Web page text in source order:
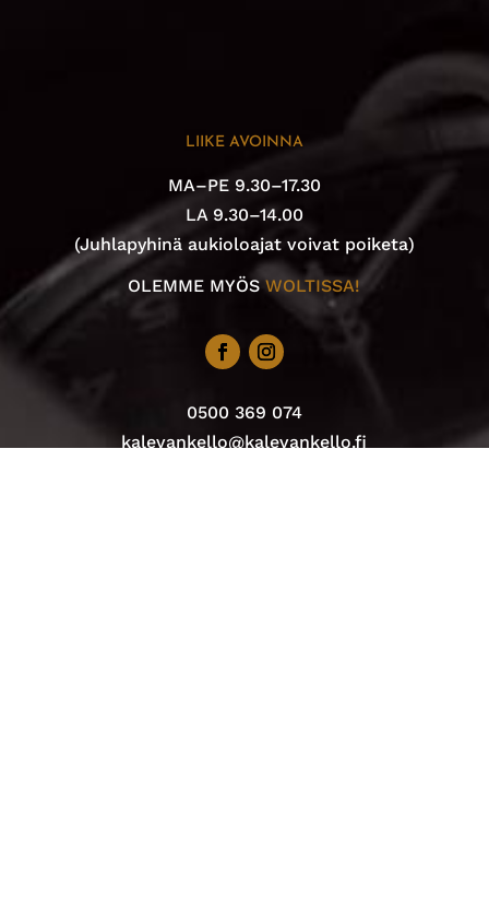
LIIKE AVOINNA
MA–PE 9.30–17.30
LA 9.30–14.00
(Juhlapyhinä aukioloajat voivat poiketa)
OLEMME MYÖSWOLTISSA!
0500 369 074
kalevankello@kalevankello.fi